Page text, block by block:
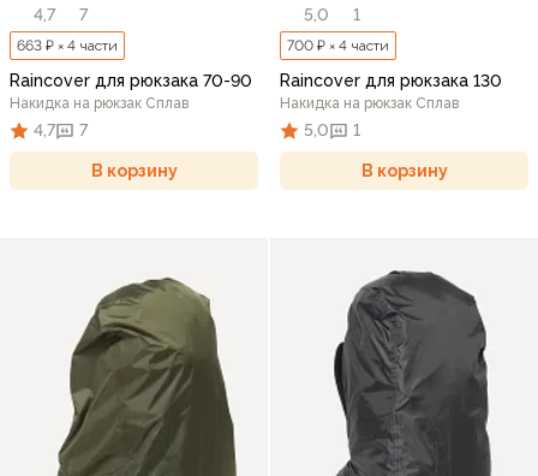
4,7 7
663 ₽ × 4 части
Raincover для рюкзака 70-90
Накидка на рюкзак Сплав
4,7 7
В корзину
5,0 1
700 ₽ × 4 части
Raincover для рюкзака 130
Накидка на рюкзак Сплав
5,0 1
В корзину